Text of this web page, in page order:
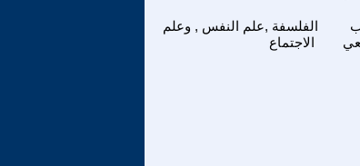
الفلسفة ,علم النفس , وعلم
الاجتماع